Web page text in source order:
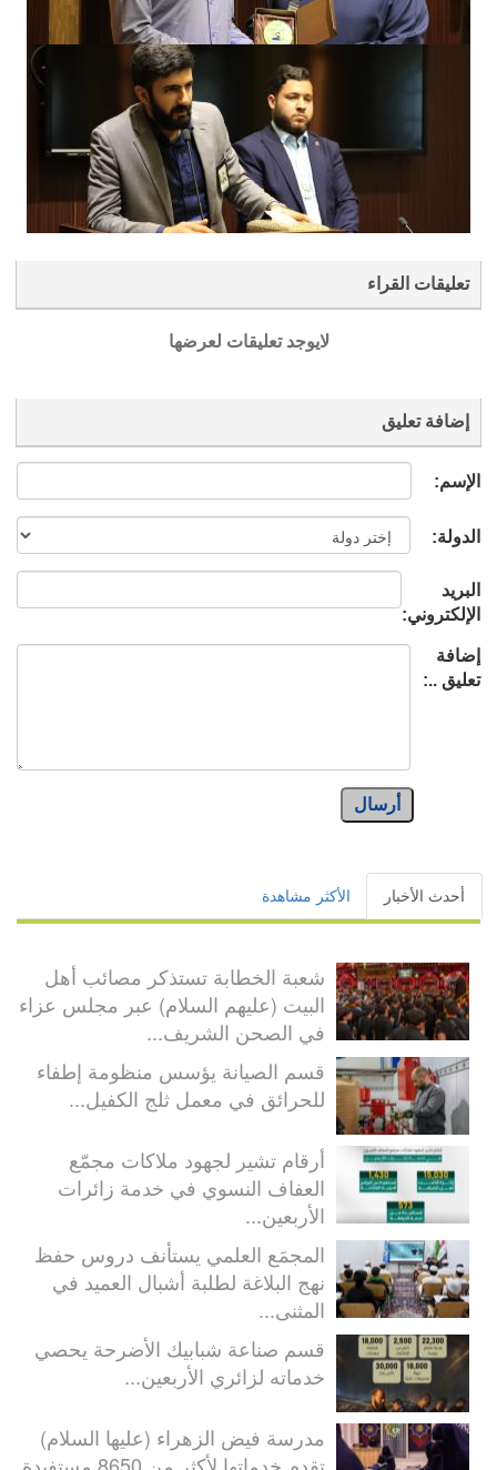
تعليقات القراء
لايوجد تعليقات لعرضها
إضافة تعليق
الإسم:
الدولة:
البريد
الإلكتروني:
إضافة
تعليق ..:
أرسال
أحدث الأخبار الأكثر مشاهدة
شعبة الخطابة تستذكر مصائب أهل
البيت (عليهم السلام) عبر مجلس عزاء
في الصحن الشريف...
قسم الصيانة يؤسس منظومة إطفاء
للحرائق في معمل ثلج الكفيل...
أرقام تشير لجهود ملاكات مجمّع
العفاف النسوي في خدمة زائرات
الأربعين...
المجمَع العلمي يستأنف دروس حفظ
نهج البلاغة لطلبة أشبال العميد في
المثنى...
قسم صناعة شبابيك الأضرحة يحصي
خدماته لزائري الأربعين...
مدرسة فيض الزهراء (عليها السلام)